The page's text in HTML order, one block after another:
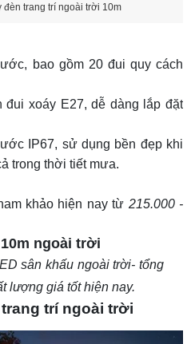
trang trí ngoài trời 10m
bao gồm 20 đui quy cách
xoáy E27, dễ dàng lắp đặt
IP67, sử dụng bền đẹp khi
trong thời tiết mưa.
khảo hiện nay từ 215.000 -
ngoài trời
sân khấu ngoài trời- tổng
lượng giá tốt hiện nay.
trí ngoài trời